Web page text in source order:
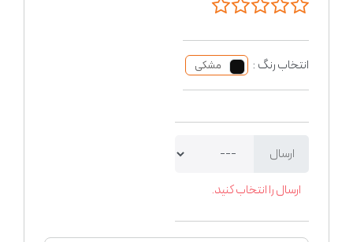
انتخاب رنگ : مشکی
ارسال
ارسال را انتخاب کنید.